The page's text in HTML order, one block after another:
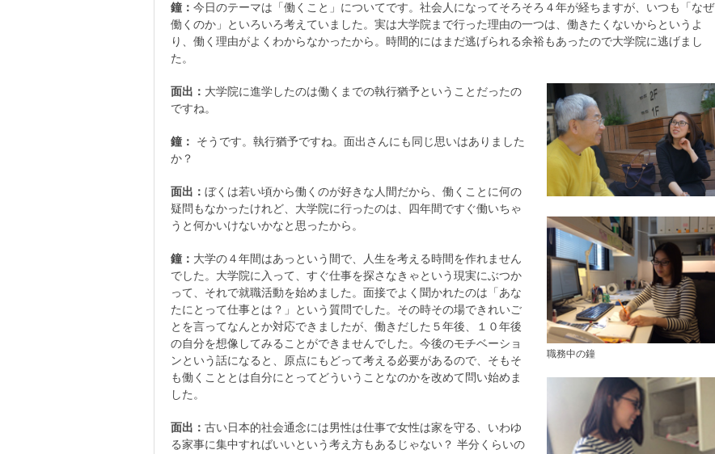
鐘： 今日のテーマは「働くこと」についてです。社会人になってそろそろ４年が経ちますが、いつも「なぜ
働くのか」といろいろ考えていました。実は大学院まで行った理由の一つは、働きたくないからというよ
り、働く理由がよくわからなかったから。時間的にはまだ逃げられる余裕もあったので大学院に逃げまし
た。
職務中の鐘
面出： 大学院に進学したのは働くまでの執行猶予ということだったの
ですね。
鐘：
そうです。執行猶予ですね。面出さんにも同じ思いはありました
か？
面出： ぼくは若い頃から働くのが好きな人間だから、働くことに何の
疑問もなかったけれど、大学院に行ったのは、四年間ですぐ働いちゃ
うと何かいけないかなと思ったから。
鐘： 大学の４年間はあっという間で、人生を考える時間を作れません
でした。大学院に入って、すぐ仕事を探さなきゃという現実にぶつか
って、それで就職活動を始めました。面接でよく聞かれたのは「あな
たにとって仕事とは？」という質問でした。その時その場できれいご
とを言ってなんとか対応できましたが、働きだした５年後、１０年後
の自分を想像してみることができませんでした。今後のモチベーショ
ンという話になると、原点にもどって考える必要があるので、そもそ
も働くこととは自分にとってどういうことなのかを改めて問い始めま
した。
面出： 古い日本的社会通念には男性は仕事で女性は家を守る、いわゆ
る家事に集中すればいいという考え方もあるじゃない？ 半分くらいの